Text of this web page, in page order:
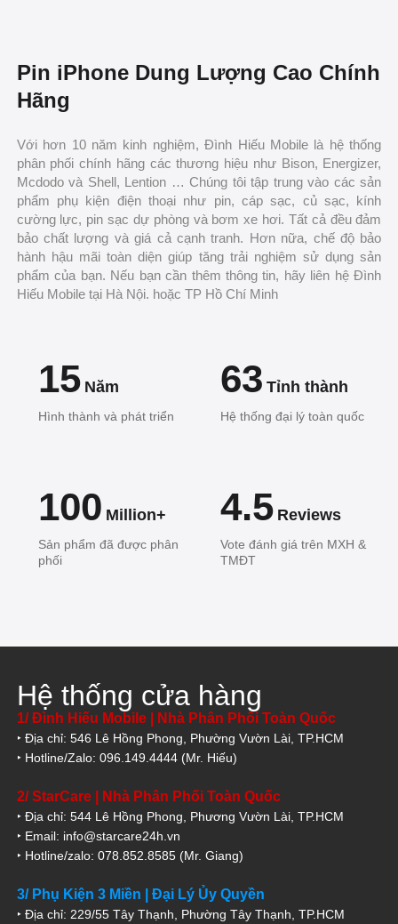
Pin iPhone Dung Lượng Cao Chính
Hãng
Với hơn 10 năm kinh nghiệm, Đình Hiếu Mobile là hệ thống
phân phối chính hãng các thương hiệu như Bison, Energizer,
Mcdodo và Shell, Lention … Chúng tôi tập trung vào các sản
phẩm phụ kiện điện thoại như pin, cáp sạc, củ sạc, kính
cường lực, pin sạc dự phòng và bơm xe hơi. Tất cả đều đảm
bảo chất lượng và giá cả cạnh tranh. Hơn nữa, chế độ bảo
hành hậu mãi toàn diện giúp tăng trải nghiệm sử dụng sản
phẩm của bạn. Nếu bạn cần thêm thông tin, hãy liên hệ Đình
Hiếu Mobile tại Hà Nội. hoặc TP Hồ Chí Minh
15 Năm
Hình thành và phát triển
63 Tỉnh thành
Hệ thống đại lý toàn quốc
100 Million+
Sản phẩm đã được phân
phối
4.5 Reviews
Vote đánh giá trên MXH &
TMĐT
Hệ thống cửa hàng
1/ Đình Hiếu Mobile | Nhà Phân Phối Toàn Quốc
‣ Địa chỉ: 546 Lê Hồng Phong, Phường Vườn Lài, TP.HCM
‣ Hotline/Zalo: 096.149.4444 (Mr. Hiếu)
2/ StarCare | Nhà Phân Phối Toàn Quốc
‣ Địa chỉ: 544 Lê Hồng Phong, Phương Vườn Lài, TP.HCM
‣ Email: info@starcare24h.vn
‣ Hotline/zalo: 078.852.8585 (Mr. Giang)
3/ Phụ Kiện 3 Miền | Đại Lý Ủy Quyền
‣ Địa chỉ: 229/55 Tây Thạnh, Phường Tây Thạnh, TP.HCM